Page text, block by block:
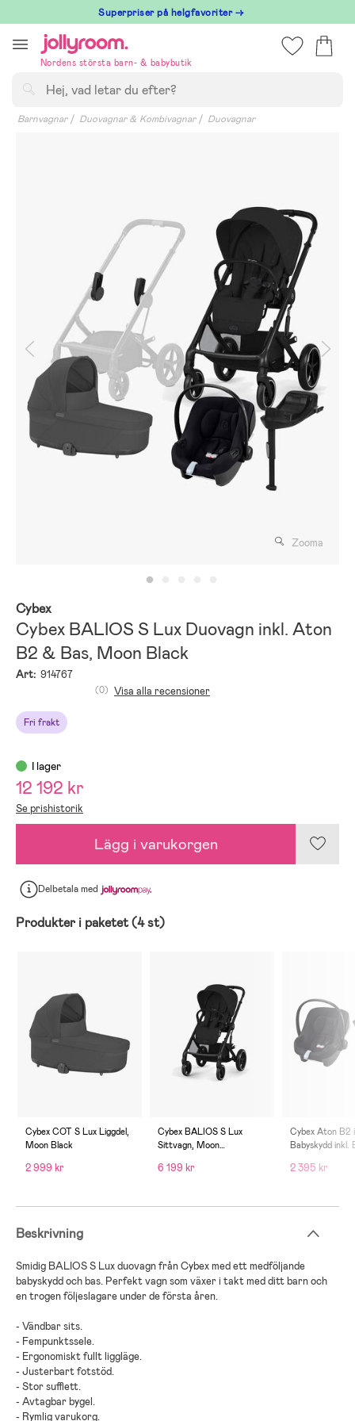
till
innehållet
Superpriser på helgfavoriter →
Nordens största barn- & babybutik
Barnvagnar Duovagnar & Kombivagnar Duovagnar
Zooma
Cybex
Cybex BALIOS S Lux Duovagn inkl. Aton
B2 & Bas, Moon Black
Art: 914767
Fri frakt
(0) Visa alla recensioner
I lager
12 192 kr
Se prishistorik
Lägg i varukorgen
Delbetalamed
Produkter i paketet (4 st)
Cybex COT S Lux Liggdel,
Moon Black
2 999 kr
Cybex BALIOS S Lux
Sittvagn, Moon
6 199 kr
Cybex Aton B2
Babyskydd inkl.
2 395 kr
Beskrivning
Smidig BALIOS S LuxduovagnfrånCybexmed ettmedföljande
babyskydd och bas. Perfektvagn som växer i takt med ditt barn och
en trogen följeslagare under de första åren.
- Vändbar sits.
- Fempunktssele.
- Ergonomiskt fullt liggläge.
- Justerbart fotstöd.
- Stor sufflett.
- Avtagbar bygel.
- Rymlig varukorg.